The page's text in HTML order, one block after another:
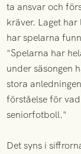
ta ansvar och
kräver. Laget
har spelarna
"Spelarna har
under säsongen
stora
förståelse för
seniorfotboll."
Det syns i